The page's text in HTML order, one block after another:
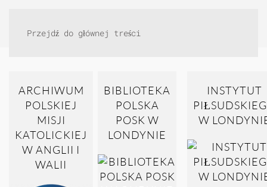
Przejdź do głównej treści
ARCHIWUM
POLSKIEJ
MISJI
KATOLICKIEJ
W ANGLII I
WALII
BIBLIOTEKA
POLSKA
POSK W
LONDYNIE
INSTYTUT
W